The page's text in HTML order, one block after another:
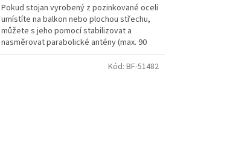
Pokud stojan vyrobený z pozinkované oceli
umístíte na balkon nebo plochou střechu,
můžete s jeho pomocí stabilizovat a
nasměrovat parabolické antény (max. 90
cm) a dosáhnout tak...
Kód: BF-51482